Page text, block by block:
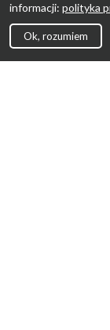
informacji: polityka
Ok, rozumiem